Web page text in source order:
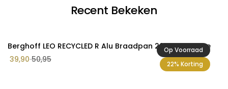
Recent Bekeken
Op Voorraad
22% Korting
Berghoff LEO RECYCLED R Alu Braadpan 20cm Graphite
39,9050,95